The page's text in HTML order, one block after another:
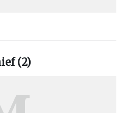
schilderen van pittoreske hoekjes
hij toont een bijzondere
atmosferische
volle zon, wisselende
(2)